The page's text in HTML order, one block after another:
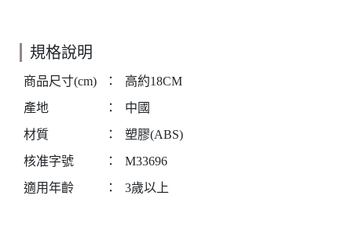
規格說明
商品尺寸(cm) ：
高約18CM
產地
：
中國
材質
：
塑膠(ABS)
核准字號
：
M33696
適用年齡
： 3歲以上